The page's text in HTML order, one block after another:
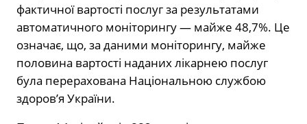
фактичної вартості послуг за результатами
автоматичного моніторингу — майже 48,7%. Це
означає, що, за даними моніторингу, майже
половина вартості наданих лікарнею послуг
була перерахована Національною службою
здоров’я України.